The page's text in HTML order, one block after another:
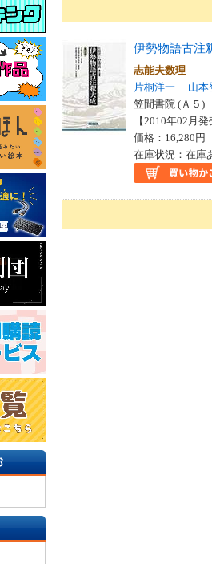
伊勢物語古
志能夫数理
片桐洋一
山本
笠間書院 (Ａ５)
【2010年02月
価格：16,280円
在庫状況：在庫